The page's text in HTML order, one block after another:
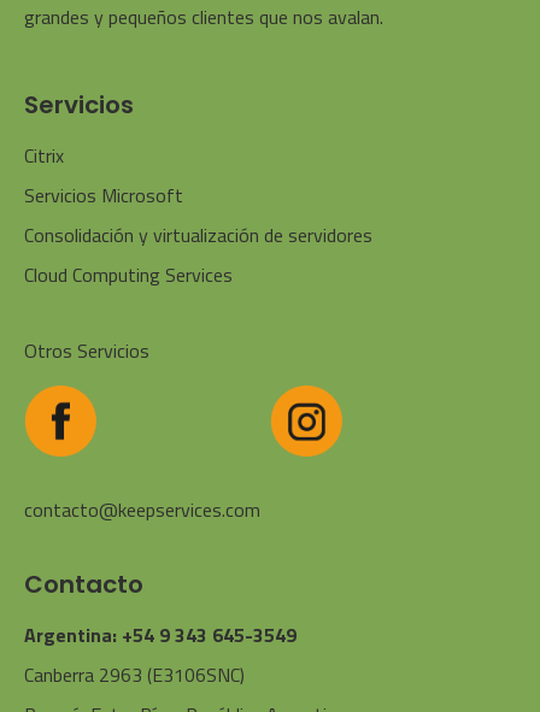
grandes y pequeños clientes que nos avalan.
Servicios
Citrix
Servicios Microsoft
Consolidación y virtualización de servidores
Cloud Computing Services
Otros Servicios
contacto@keepservices.com
Contacto
Argentina: +54 9 343 645-3549
Canberra 2963 (E3106SNC)